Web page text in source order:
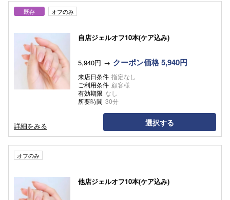
既存 オフのみ
自店ジェルオフ10本(ケア込み)
5,940円 クーポン価格 5,940円
来店日条件 指定なし
ご利用条件 顧客様
有効期限 なし
所要時間 30分
詳細をみる 選択する
オフのみ
他店ジェルオフ10本(ケア込み)